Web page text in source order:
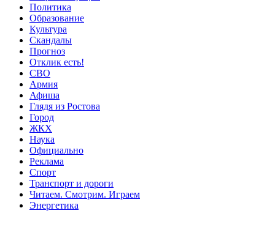
Политика
Образование
Культура
Скандалы
Прогноз
Отклик есть!
СВО
Армия
Афиша
Глядя из Ростова
Город
ЖКХ
Наука
Официально
Реклама
Спорт
Транспорт и дороги
Читаем. Смотрим. Играем
Энергетика